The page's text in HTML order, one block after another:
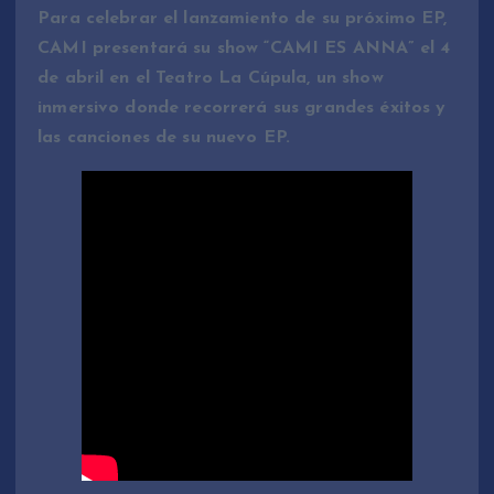
Para celebrar el lanzamiento de su próximo EP,
CAMI presentará su show “CAMI ES ANNA” el 4
de abril en el Teatro La Cúpula, un show
inmersivo donde recorrerá sus grandes éxitos y
las canciones de su nuevo EP.